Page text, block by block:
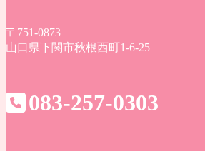
ペ
ジ
ジ
〒751-0873
山口県下関市秋根西町1-6-25
083-257-0303